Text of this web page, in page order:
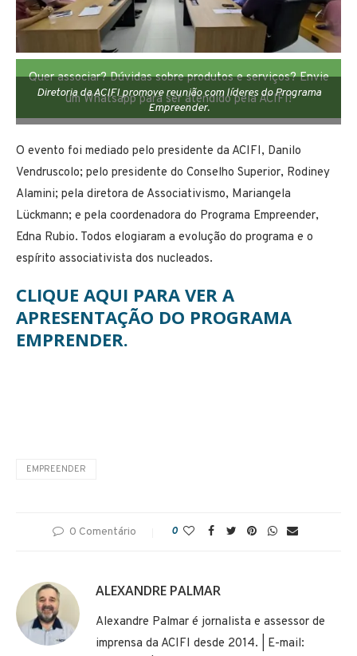
Diretoria da ACIFI promove reunião com líderes do Programa
Empreender.
Quer associar? Dúvidas sobre produtos e serviços? Envie
um Whatsapp para ser atendido pela ACIFI!
O evento foi mediado pelo presidente da ACIFI, Danilo
Vendruscolo; pelo presidente do Conselho Superior, Rodiney
Alamini; pela diretora de Associativismo, Mariangela
Lückmann; e pela coordenadora do Programa Empreender,
Edna Rubio. Todos elogiaram a evolução do programa e o
espírito associativista dos nucleados.
CLIQUE AQUI PARA VER A
APRESENTAÇÃO DO PROGRAMA
EMPRENDER.
EMPREENDER
0 Comentário 0
ALEXANDRE PALMAR
Alexandre Palmar é jornalista e assessor de
imprensa da ACIFI desde 2014. | E-mail: